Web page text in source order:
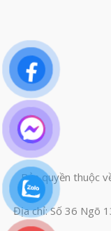
Bản quyền thuộc
Địa chỉ: Số 36 Ngõ